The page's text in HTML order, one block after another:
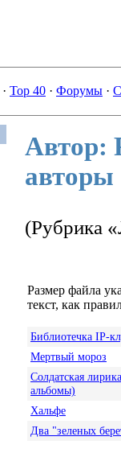
· Top 40 · Форумы ·
Автор:
авторы
(Рубрика
Размер файла
текст, как
Библиотечка IP-
Мертвый мороз
Солдатская
альбомы)
Хальфе
Два "зеленых